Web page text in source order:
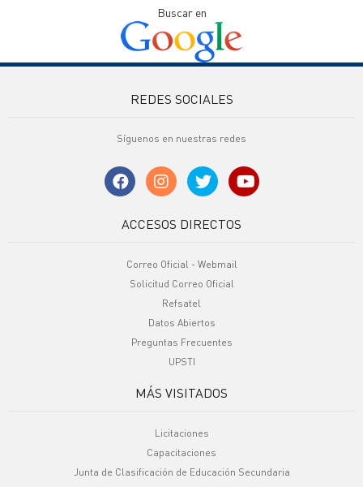
Buscar en
REDES SOCIALES
Síguenos en nuestras redes
ACCESOS DIRECTOS
Correo Oficial - Webmail
Solicitud Correo Oficial
Refsatel
Datos Abiertos
Preguntas Frecuentes
UPSTI
MÁS VISITADOS
Licitaciones
Capacitaciones
Junta de Clasificación de Educación Secundaria